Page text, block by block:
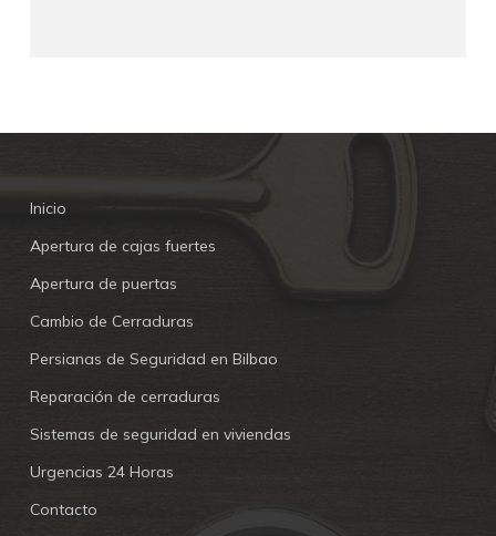
Inicio
Apertura de cajas fuertes
Apertura de puertas
Cambio de Cerraduras
Persianas de Seguridad en Bilbao
Reparación de cerraduras
Sistemas de seguridad en viviendas
Urgencias 24 Horas
Contacto